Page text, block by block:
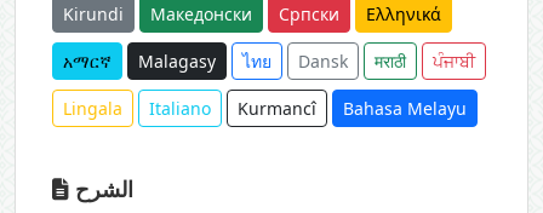
Kirundi Македонски Српски Ελληνικά
አማርኛ Malagasy ไทย Dansk मराठी ਪੰਜਾਬੀ
Lingala Italiano Kurmancî Bahasa Melayu
الشرح